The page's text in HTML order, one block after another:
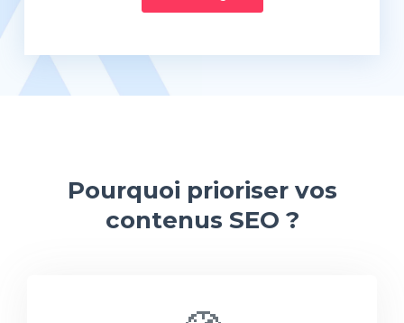
Pourquoi prioriser vos
contenus SEO ?